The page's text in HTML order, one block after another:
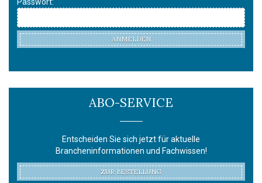
ANMELDEN
ABO-SERVICE
Entscheiden Sie sich jetzt für aktuelle
Brancheninformationen und Fachwissen!
ZUR BESTELLUNG